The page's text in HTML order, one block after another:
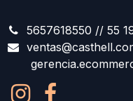
5657618550 // 55